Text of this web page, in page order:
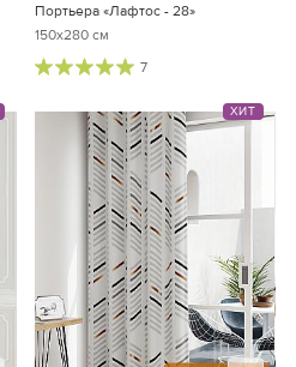
Портьера «Лафтос - 28»
150x280 см
7
ХИТ